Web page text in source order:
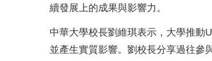
續發展上的成果與影響力。
中華大學校長劉維琪表示，大學推動
並產生實質影響。劉校長分享過往參